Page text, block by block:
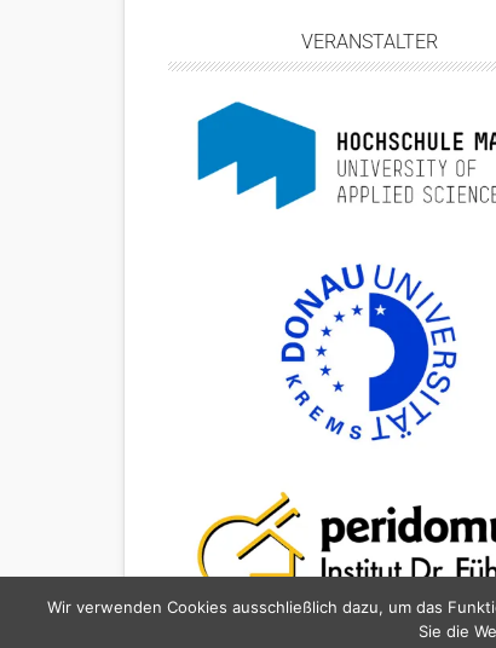
VERANSTALTER
Wir verwenden Cookies ausschließlich dazu, um das
Sie die